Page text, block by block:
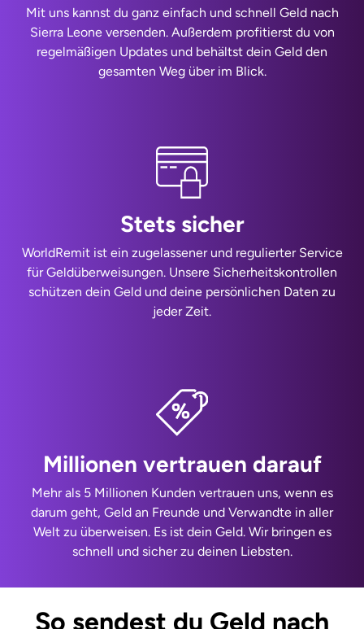
Mit uns kannst du ganz einfach und schnell Geld nach
Sierra Leone versenden. Außerdem profitierst du von
regelmäßigen Updates und behältst dein Geld den
gesamten Weg über im Blick.
Stets sicher
WorldRemit ist ein zugelassener und regulierter Service
für Geldüberweisungen. Unsere Sicherheitskontrollen
schützen dein Geld und deine persönlichen Daten zu
jeder Zeit.
Millionen vertrauen darauf
Mehr als 5 Millionen Kunden vertrauen uns, wenn es
darum geht, Geld an Freunde und Verwandte in aller
Welt zu überweisen. Es ist dein Geld. Wir bringen es
schnell und sicher zu deinen Liebsten.
So sendest du Geld nach